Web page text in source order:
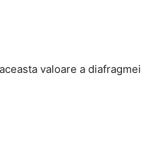
valoare a diafragmei